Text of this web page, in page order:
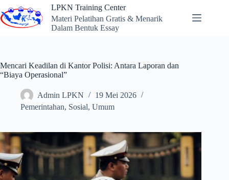
to
content
LPKN Training Center
Materi Pelatihan Gratis & Menarik
Dalam Bentuk Essay
Mencari Keadilan di Kantor Polisi: Antara Laporan dan
“Biaya Operasional”
Admin LPKN
19 Mei 2026
Pemerintahan, Sosial, Umum